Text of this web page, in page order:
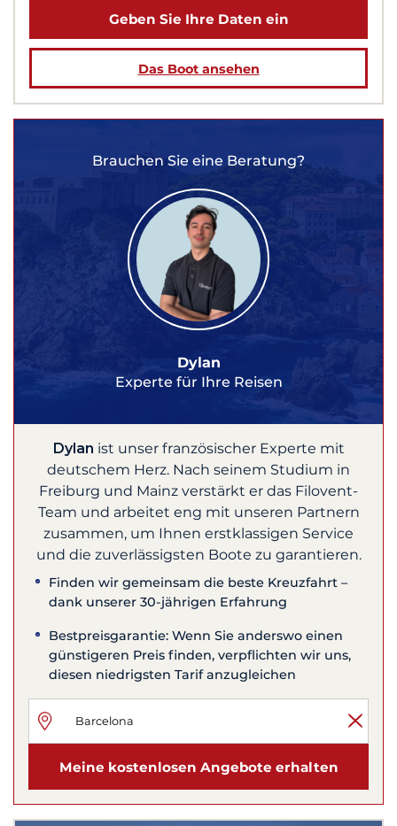
Geben Sie Ihre Daten ein
Das Boot ansehen
Brauchen Sie eine Beratung?
Dylan
Experte für Ihre Reisen
Dylan ist unser französischer Experte mit
deutschem Herz. Nach seinem Studium in
Freiburg und Mainz verstärkt er das Filovent-
Team und arbeitet eng mit unseren Partnern
zusammen, um Ihnen erstklassigen Service
und die zuverlässigsten Boote zu garantieren.
Finden wir gemeinsam die beste Kreuzfahrt –
dank unserer 30-jährigen Erfahrung
Bestpreisgarantie: Wenn Sie anderswo einen
günstigeren Preis finden, verpflichten wir uns,
diesen niedrigsten Tarif anzugleichen
Meine kostenlosen Angebote erhalten